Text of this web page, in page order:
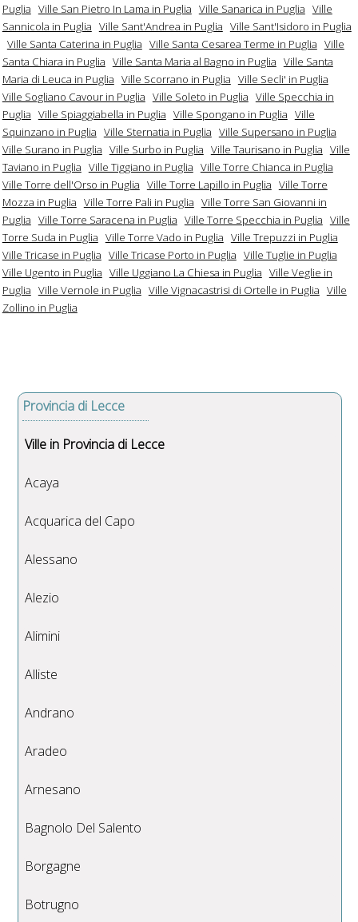
Puglia Ville San Pietro In Lama in Puglia Ville Sanarica in Puglia Ville
Sannicola in Puglia Ville Sant'Andrea in Puglia Ville Sant'Isidoro in Puglia
Ville Santa Caterina in Puglia Ville Santa Cesarea Terme in Puglia Ville
Santa Chiara in Puglia Ville Santa Maria al Bagno in Puglia Ville Santa
Maria di Leuca in Puglia Ville Scorrano in Puglia Ville Secli' in Puglia
Ville Sogliano Cavour in Puglia Ville Soleto in Puglia Ville Specchia in
Puglia Ville Spiaggiabella in Puglia Ville Spongano in Puglia Ville
Squinzano in Puglia Ville Sternatia in Puglia Ville Supersano in Puglia
Ville Surano in Puglia Ville Surbo in Puglia Ville Taurisano in Puglia Ville
Taviano in Puglia Ville Tiggiano in Puglia Ville Torre Chianca in Puglia
Ville Torre dell'Orso in Puglia Ville Torre Lapillo in Puglia Ville Torre
Mozza in Puglia Ville Torre Pali in Puglia Ville Torre San Giovanni in
Puglia Ville Torre Saracena in Puglia Ville Torre Specchia in Puglia Ville
Torre Suda in Puglia Ville Torre Vado in Puglia Ville Trepuzzi in Puglia
Ville Tricase in Puglia Ville Tricase Porto in Puglia Ville Tuglie in Puglia
Ville Ugento in Puglia Ville Uggiano La Chiesa in Puglia Ville Veglie in
Puglia Ville Vernole in Puglia Ville Vignacastrisi di Ortelle in Puglia Ville
Zollino in Puglia
Provincia di Lecce
Ville in Provincia di Lecce
Acaya
Acquarica del Capo
Alessano
Alezio
Alimini
Alliste
Andrano
Aradeo
Arnesano
Bagnolo Del Salento
Borgagne
Botrugno